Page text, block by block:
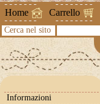
Home Carrello
Cerca nel sito
Informazioni